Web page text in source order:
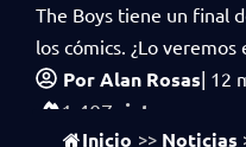
The Boys tiene un final
los cómics. ¿Lo veremos
PorAlan Rosas| 12
1,407 vistas
Inicio >> Noticias